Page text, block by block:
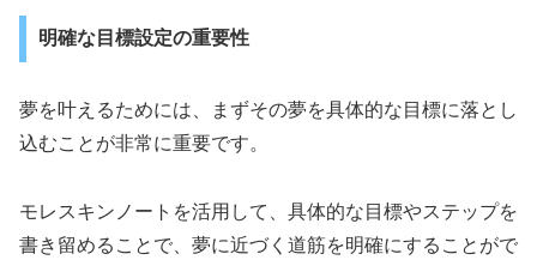
明確な目標設定の重要性
夢を叶えるためには、まずその夢を具体的な目標に落とし
込むことが非常に重要です。
モレスキンノートを活用して、具体的な目標やステップを
書き留めることで、夢に近づく道筋を明確にすることがで